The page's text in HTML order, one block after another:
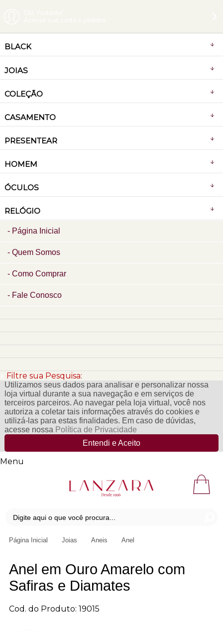
BLACK
JOIAS
COLEÇÃO
CASAMENTO
PRESENTEAR
HOMEM
ÓCULOS
RELÓGIO
Página Inicial
Quem Somos
Como Comprar
Fale Conosco
Filtre sua Pesquisa:
Utilizamos seus dados para analisar e personalizar nossa
loja virtual durante a sua navegação e em serviços de
terceiros parceiros. Ao navegar pela loja virtual, você nos
autoriza a coletar tais informações através do cookies e
utilizá-las para estas finalidades. Em caso de dúvidas,
acesse nossa Política de Privacidade
Entendi e Aceito
Menu
Página Inicial Joias Aneis Anel
Anel em Ouro Amarelo com
Safiras e Diamates
Cod. do Produto: 19015